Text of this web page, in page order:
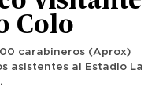
Colo
carabineros (Aprox)
asistentes al Estadio La